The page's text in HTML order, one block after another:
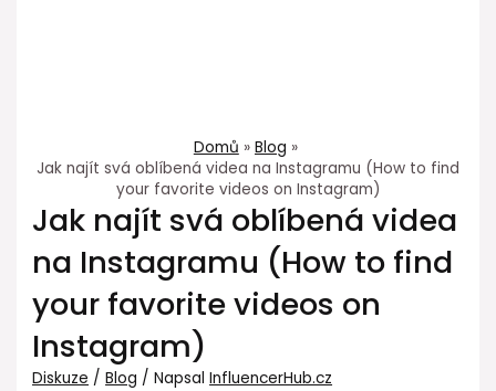
Domů
Blog
Jak najít svá oblíbená videa na Instagramu (How to find
your favorite videos on Instagram)
Jak najít svá oblíbená videa
na Instagramu (How to find
your favorite videos on
Instagram)
Diskuze /Blog / NapsalInfluencerHub.cz